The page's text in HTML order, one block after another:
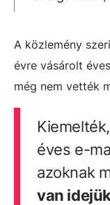
A közlemény
évre vásárolt
még nem vették
éves e-
azoknak
van